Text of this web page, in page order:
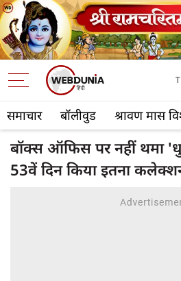
समाचार बॉलीवुड श्रावण मास
बॉक्स ऑफिस पर नहीं थमा
53वें दिन किया इतना